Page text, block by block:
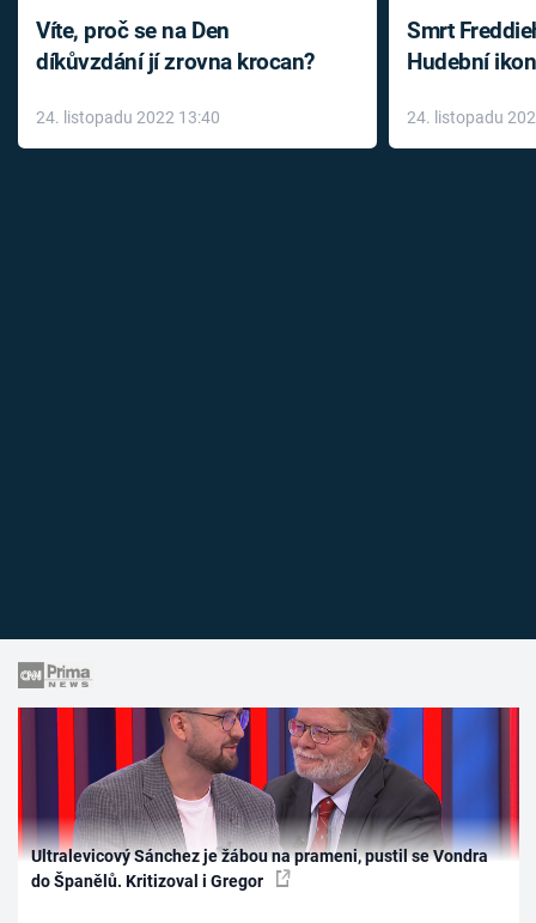
Víte, proč se na Den
díkůvzdání jí zrovna krocan?
24. listopadu 2022 13:40
Smrt
Hudební
léky
24. listopadu
Ultralevicový Sánchez je žábou na prameni, pustil se Vondra
do Španělů. Kritizoval i Gregor